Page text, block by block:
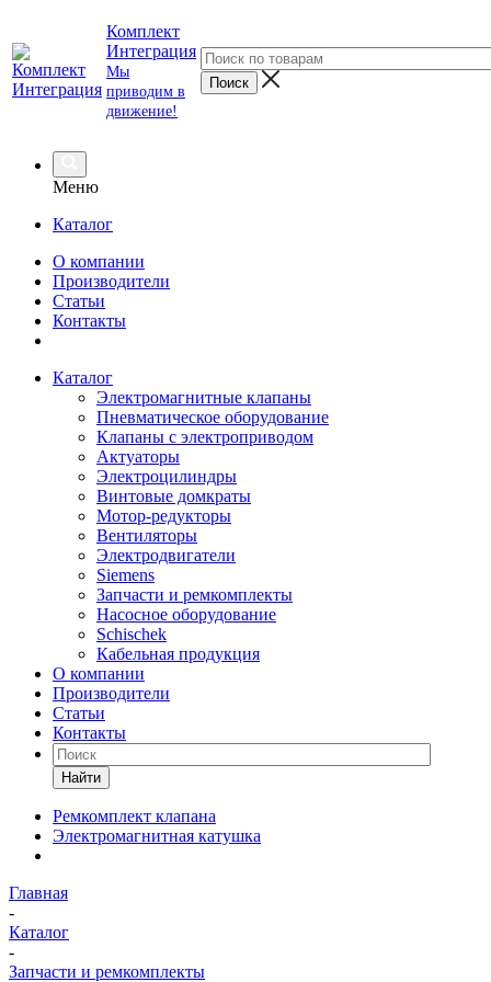
Комплект
Интеграция
Мы
приводим в
движение!
Меню
Каталог
О компании
Производители
Статьи
Контакты
Каталог
Электромагнитные клапаны
Пневматическое оборудование
Клапаны с электроприводом
Актуаторы
Электроцилиндры
Винтовые домкраты
Мотор-редукторы
Вентиляторы
Электродвигатели
Siemens
Запчасти и ремкомплекты
Насосное оборудование
Schischek
Кабельная продукция
О компании
Производители
Статьи
Контакты
Найти
Ремкомплект клапана
Электромагнитная катушка
Главная
-
Каталог
-
Запчасти и ремкомплекты